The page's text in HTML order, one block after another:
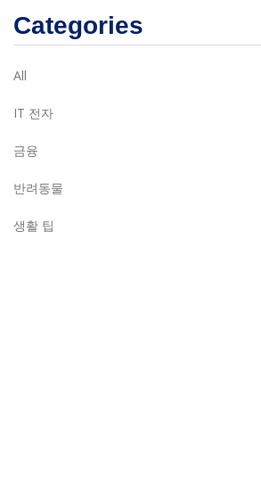
Categories
All
IT 전자
금융
반려동물
생활 팁